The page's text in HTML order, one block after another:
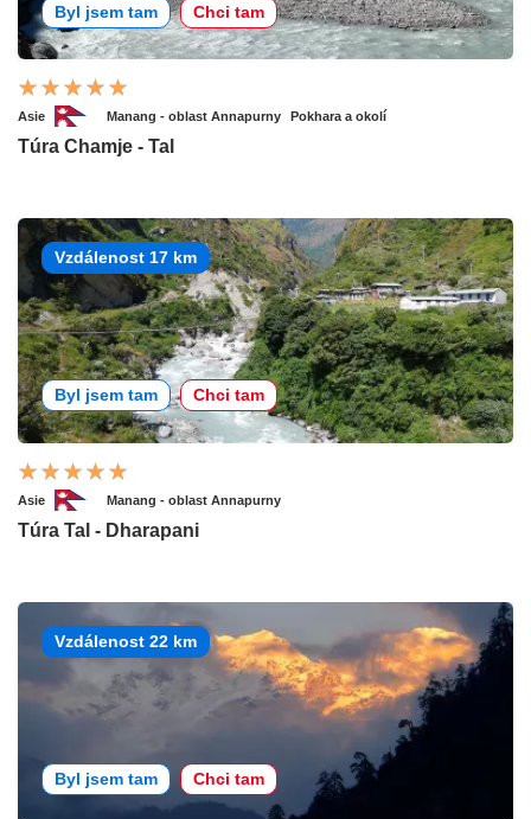
Byl jsem tam Chci tam
Asie Manang - oblast Annapurny Pokhara a okolí
Túra Chamje - Tal
Vzdálenost 17 km
Byl jsem tam Chci tam
Asie Manang - oblast Annapurny
Túra Tal - Dharapani
Vzdálenost 22 km
Byl jsem tam Chci tam